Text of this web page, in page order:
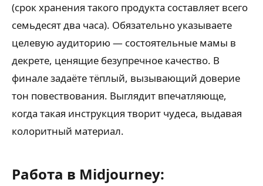
(срок хранения такого продукта составляет всего
семьдесят два часа). Обязательно указываете
целевую аудиторию — состоятельные мамы в
декрете, ценящие безупречное качество. В
финале задаёте тёплый, вызывающий доверие
тон повествования. Выглядит впечатляюще,
когда такая инструкция творит чудеса, выдавая
колоритный материал.
Работа в Midjourney: